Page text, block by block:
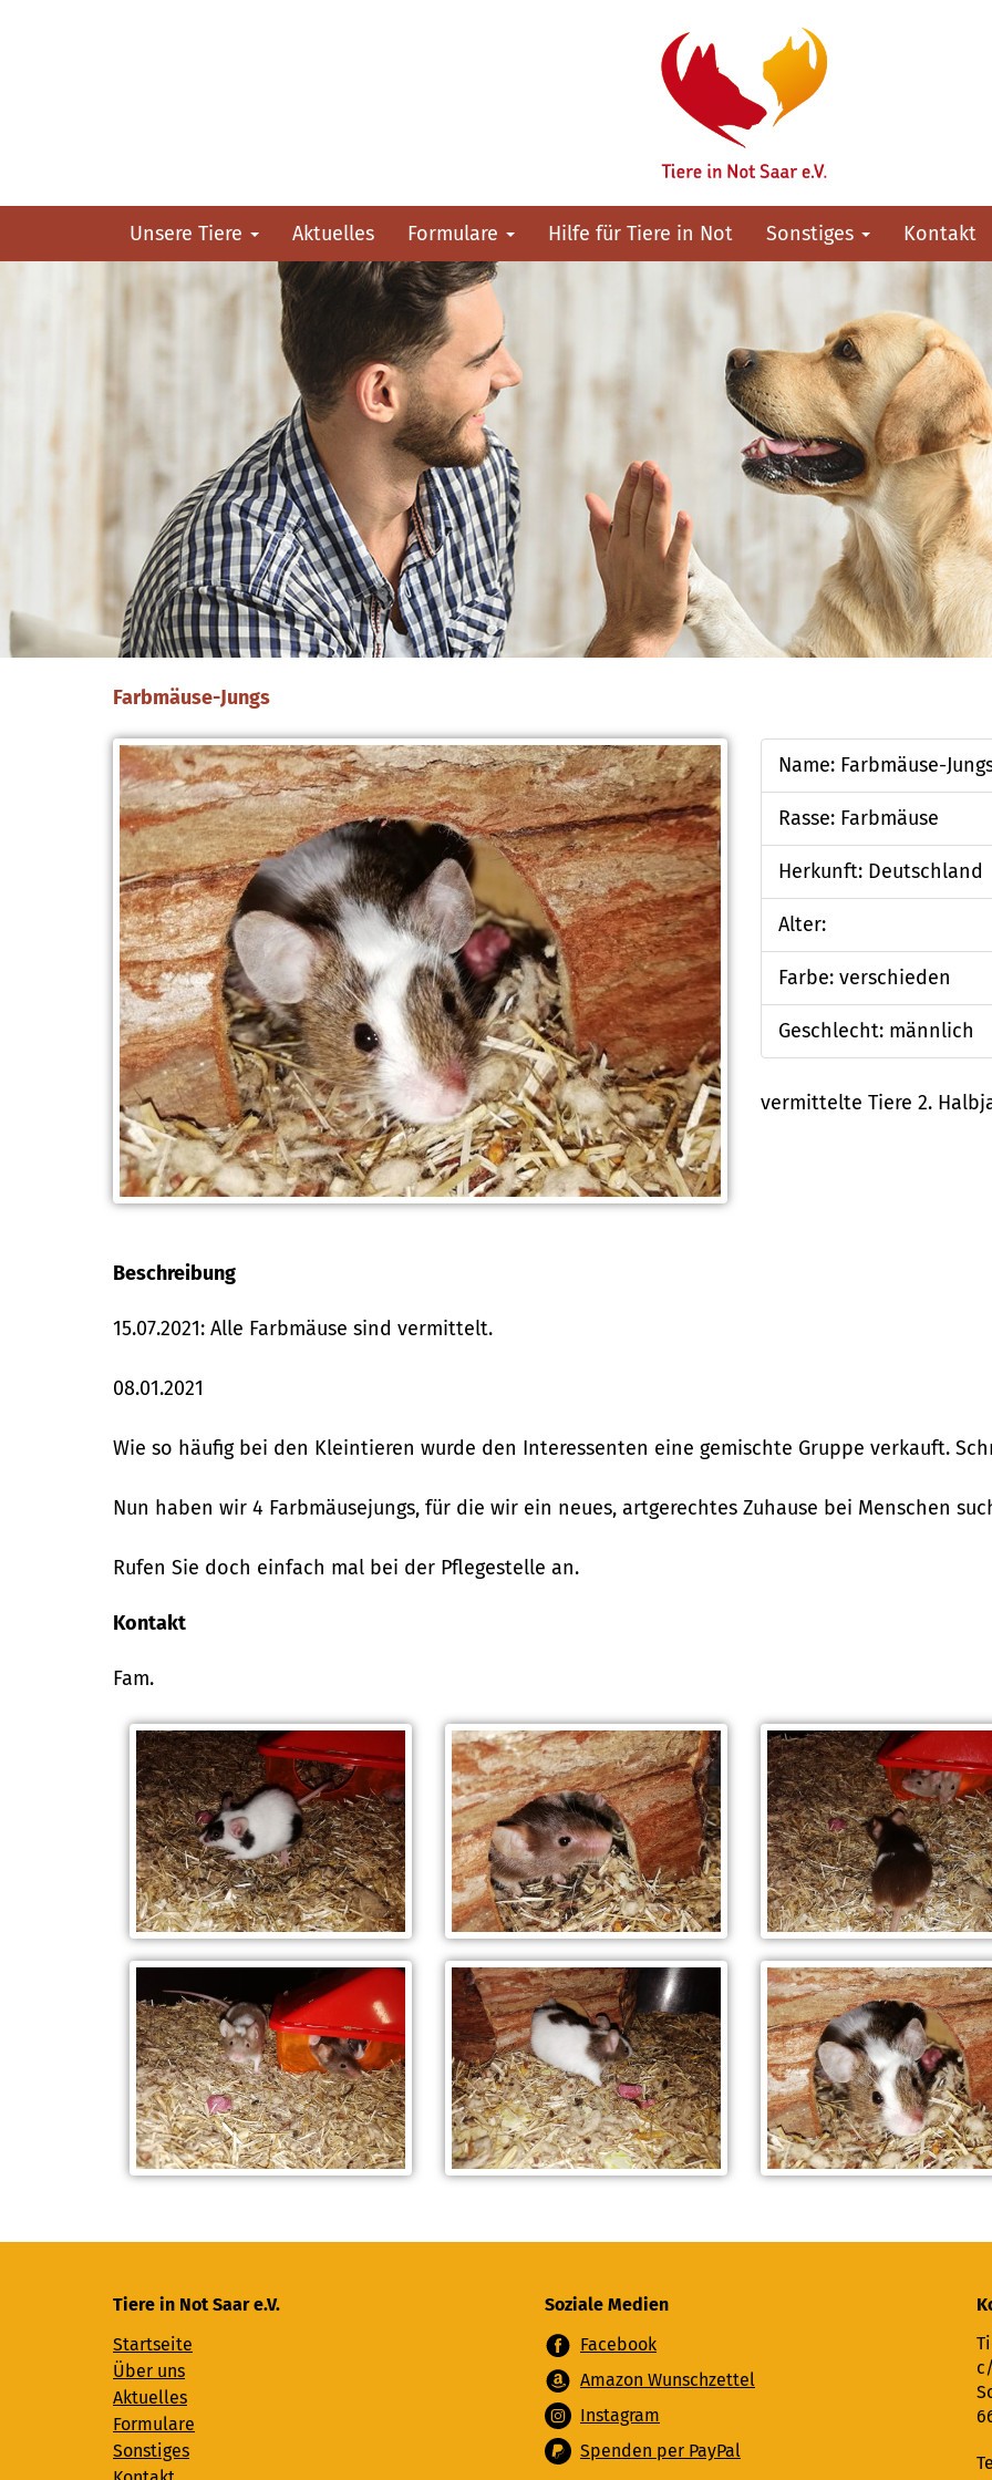
Unsere Tiere Aktuelles Formulare Hilfe für Tiere in Not Sonstiges Kontakt
Farbmäuse-Jungs
Name: Farbmäuse-
Rasse: Farbmäuse
Herkunft: Deutschland
Alter:
Farbe: verschieden
Geschlecht: männlich
vermittelte Tiere 2.
Beschreibung
15.07.2021: Alle Farbmäuse sind vermittelt.
08.01.2021
Wie so häufig bei den Kleintieren wurde den Interessenten eine gemischte Gruppe verkauft.
Nun haben wir 4 Farbmäusejungs, für die wir ein neues, artgerechtes Zuhause bei Menschen
Rufen Sie doch einfach mal bei der Pflegestelle an.
Kontakt
Fam.
Tiere in Not Saar e.V.
Startseite
Über uns
Aktuelles
Formulare
Sonstiges
Soziale Medien
Facebook
Amazon Wunschzettel
Instagram
Spenden per PayPal